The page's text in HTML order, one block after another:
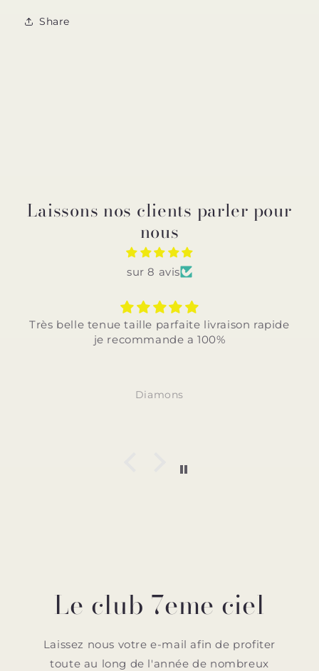
Share
Laissons nos clients parler pour
nous
sur 8 avis
livraison rapide
Très belle tenue taille
rapide je
Le club 7eme ciel
Laissez nous votre e-mail afin de profiter
toute au long de l'année de nombreux